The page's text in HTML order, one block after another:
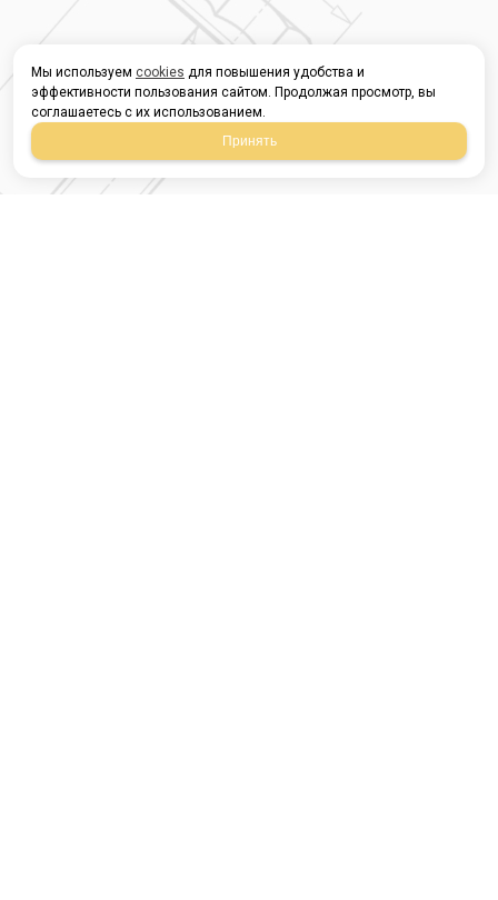
Мы используем cookies для повышения удобства и
эффективности пользования сайтом. Продолжая просмотр, вы
соглашаетесь с их использованием.
Принять